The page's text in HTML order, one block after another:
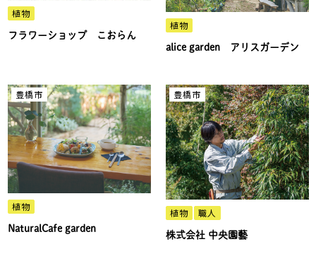
植物
フラワーショップ こおらん
植物
alice garden アリスガーデン
豊橋市
植物
NaturalCafe garden
豊橋市
植物 職人
株式会社 中央園藝